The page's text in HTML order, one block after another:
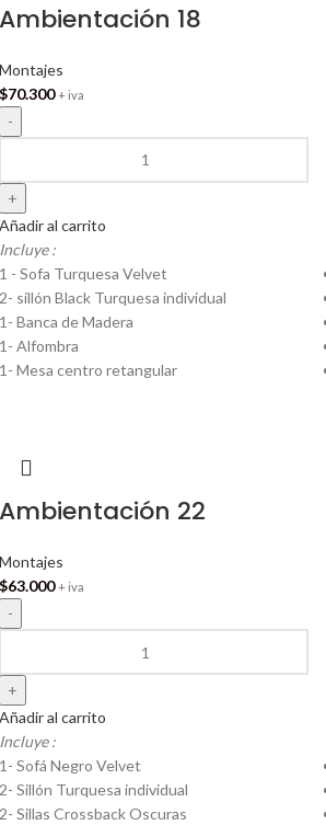
Ambientación 18
Montajes
$70.300 + iva
Añadir al carrito
Incluye :
1 - Sofa Turquesa Velvet
2- sillón Black Turquesa individual
1- Banca de Madera
1- Alfombra
1- Mesa centro retangular
Ambientación 22
Montajes
$63.000 + iva
Añadir al carrito
Incluye :
1- Sofá Negro Velvet
2- Sillón Turquesa individual
2- Sillas Crossback Oscuras